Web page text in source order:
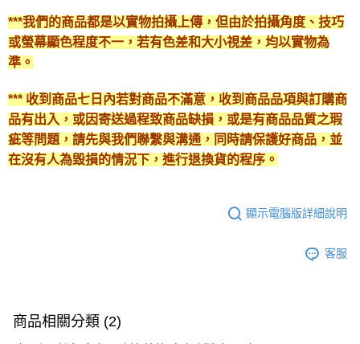
***我們的商品都是以實物拍攝上傳，但由於拍攝角度、技巧
或螢幕顯色程度不一，若有色差和大小視差，均以實物為
準。
*** 收到商品七日內若對商品不滿意，收到商品品項與訂購商
品有出入，或因寄送過程致商品缺損，或是有商品品質之瑕
疵等問題，請先與我們聯繫與溝通，同時請保護好商品，並
在沒有人為毀損的情況下，進行退換貨的程序。
顯示電腦版詳細說明
客服
商品相關分類 (2)